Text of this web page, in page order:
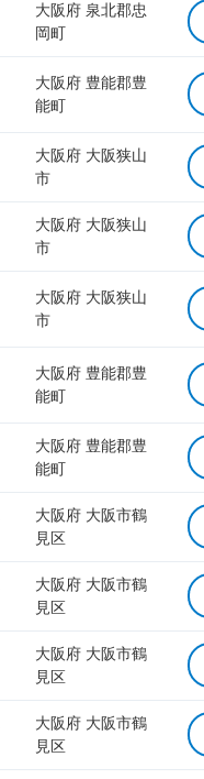
大阪府 泉北郡忠
岡町
大阪府 豊能郡豊
能町
大阪府 大阪狭山
市
大阪府 大阪狭山
市
大阪府 大阪狭山
市
大阪府 豊能郡豊
能町
大阪府 豊能郡豊
能町
大阪府 大阪市鶴
見区
大阪府 大阪市鶴
見区
大阪府 大阪市鶴
見区
大阪府 大阪市鶴
見区